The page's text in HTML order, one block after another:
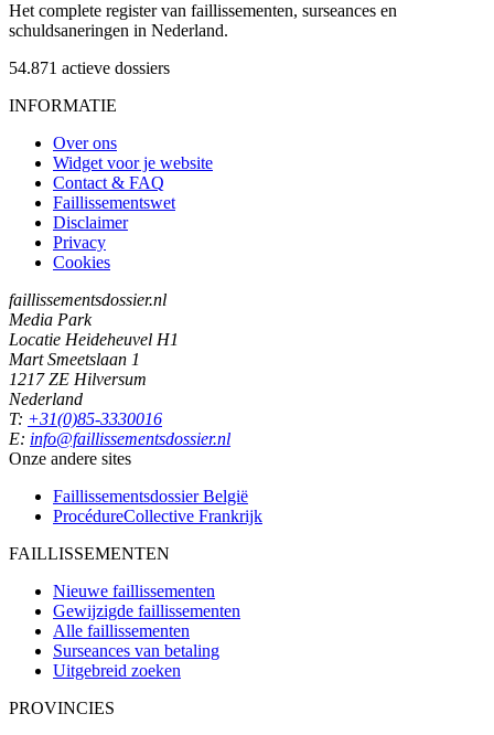
Het complete register van faillissementen, surseances en
schuldsaneringen in Nederland.
54.871 actieve dossiers
INFORMATIE
Over ons
Widget voor je website
Contact & FAQ
Faillissementswet
Disclaimer
Privacy
Cookies
faillissementsdossier.nl
Media Park
Locatie Heideheuvel H1
Mart Smeetslaan 1
1217 ZE Hilversum
Nederland
T: +31(0)85-3330016
E: info@faillissementsdossier.nl
Onze andere sites
Faillissementsdossier België
ProcédureCollective Frankrijk
FAILLISSEMENTEN
Nieuwe faillissementen
Gewijzigde faillissementen
Alle faillissementen
Surseances van betaling
Uitgebreid zoeken
PROVINCIES